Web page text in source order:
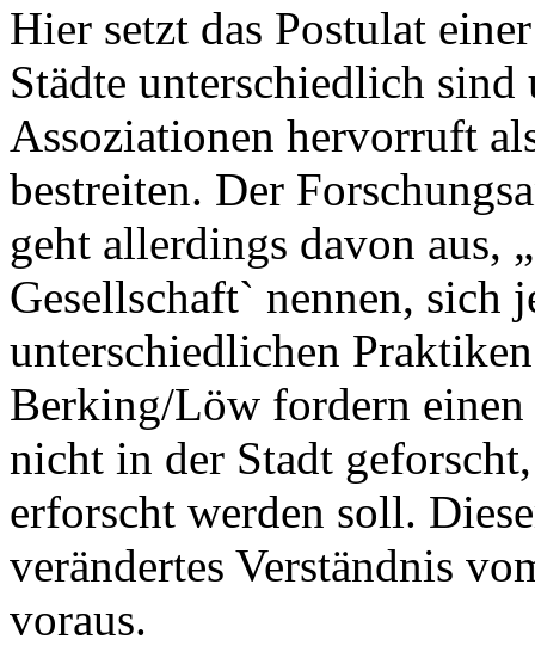
Hier setzt das Postulat
Städte unterschiedlich sind
Assoziationen hervorruft
bestreiten. Der
geht allerdings davon aus,
Gesellschaft` nennen, sich
unterschiedlichen
Berking/Löw fordern einen
nicht in der Stadt
erforscht werden soll.
verändertes Verständnis
voraus.